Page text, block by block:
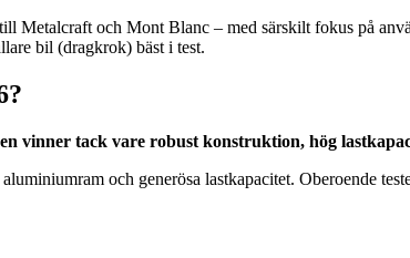
och Mont Blanc – med särskilt fokus på
bil (dragkrok) bäst i test.
vinner tack vare robust konstruktion, hög
och generösa lastkapacitet. Oberoende